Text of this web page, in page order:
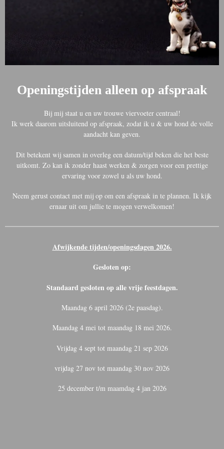
Openingstijden alleen op afspraak
Bij mij staat u en uw trouwe viervoeter centraal!
Ik werk daarom uitsluitend op afspraak, zodat ik u & uw hond de volle
aandacht kan geven.
Dit betekent wij samen in overleg een datum/tijd beken die het beste
uitkomt. Zo kan ik zonder haast werken & zorgen voor een prettige
ervaring voor zowel u als uw hond.
Neem gerust contact met mij op om een afspraak in te plannen. Ik kijk
ernaar uit om jullie te mogen verwelkomen!
Afwijkende tijden/openingsdagen 2026.
Gesloten op:
Standaard gesloten op alle vrije feestdagen.
Maandag 6 april 2026 (2e paasdag).
Maandag 4 mei tot maandag 18 mei 2026.
Vrijdag 4 sept tot maandag 21 sep 2026
vrijdag 27 nov tot maandag 30 nov 2026
25 december t/m maamdag 4 jan 2026